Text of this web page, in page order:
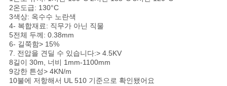
트
맵
개
2온도급: 130°C
3색상: 옥수수 노란색
4- 복합재료: 직무가 아닌 직물
5전체 두께: 0.38mm
6- 길쭉함> 15%
7. 전압을 견딜 수 있습니다:> 4.5KV
8길이 30m, 너비 1mm-1100mm
9강한 튼성> 4KN/m
10불에 저항해서 UL 510 기준으로 확인됐어요